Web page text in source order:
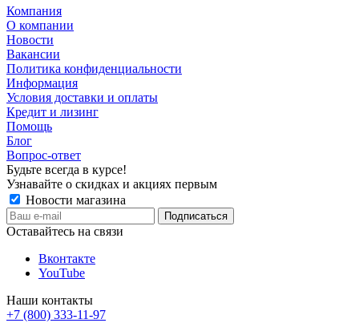
Компания
О компании
Новости
Вакансии
Политика конфиденциальности
Информация
Условия доставки и оплаты
Кредит и лизинг
Помощь
Блог
Вопрос-ответ
Будьте всегда в курсе!
Узнавайте о скидках и акциях первым
Новости магазина
Оставайтесь на связи
Вконтакте
YouTube
Наши контакты
+7 (800) 333-11-97